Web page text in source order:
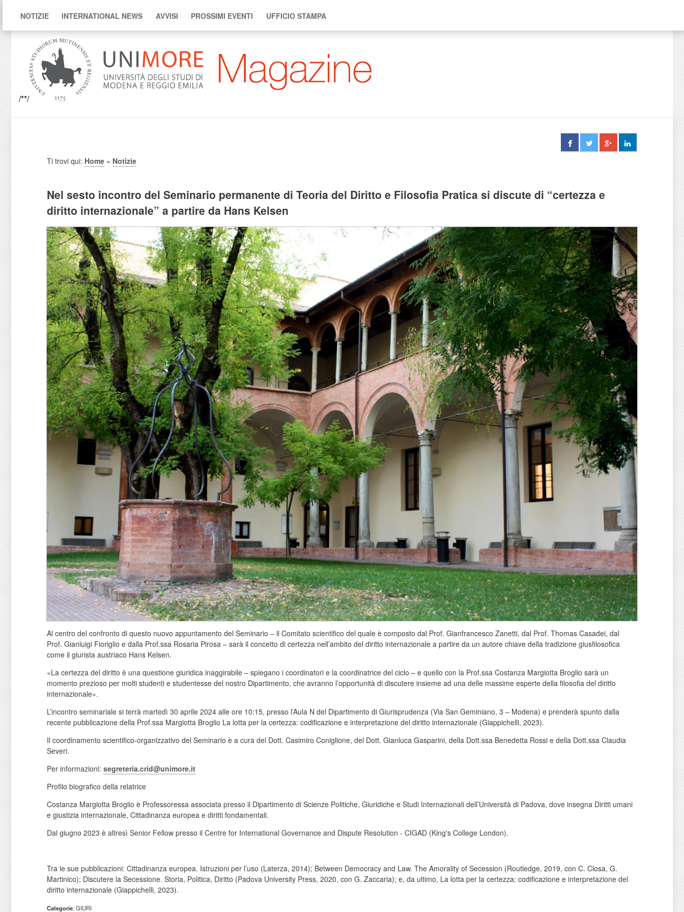
NOTIZIE INTERNATIONAL NEWS AVVISI PROSSIMI EVENTI UFFICIO STAMPA
/**/
Ti trovi qui: Home » Notizie
Nel sesto incontro del Seminario permanente di Teoria del Diritto e Filosofia Pratica si discute di “certezza e
diritto internazionale” a partire da Hans Kelsen
Al centro del confronto di questo nuovo appuntamento del Seminario – il Comitato scientifico del quale è composto dal Prof. Gianfrancesco Zanetti, dal Prof. Thomas Casadei, dal
Prof. Gianluigi Fioriglio e dalla Prof.ssa Rosaria Pirosa – sarà il concetto di certezza nell’ambito del diritto internazionale a partire da un autore chiave della tradizione giusfilosofica
come il giurista austriaco Hans Kelsen.
«La certezza del diritto è una questione giuridica inaggirabile – spiegano i coordinatori e la coordinatrice del ciclo – e quello con la Prof.ssa Costanza Margiotta Broglio sarà un
momento prezioso per molti studenti e studentesse del nostro Dipartimento, che avranno l’opportunità di discutere insieme ad una delle massime esperte della filosofia del diritto
internazionale».
L’incontro seminariale si terrà martedì 30 aprile 2024 alle ore 10:15, presso l’Aula N del Dipartimento di Giurisprudenza (Via San Geminiano, 3 – Modena) e prenderà spunto dalla
recente pubblicazione della Prof.ssa Margiotta Broglio La lotta per la certezza: codificazione e interpretazione del diritto internazionale (Giappichelli, 2023).
Il coordinamento scientifico-organizzativo del Seminario è a cura del Dott. Casimiro Coniglione, del Dott. Gianluca Gasparini, della Dott.ssa Benedetta Rossi e della Dott.ssa Claudia
Severi.
Per informazioni: segreteria.crid@unimore.it
Profilo biografico della relatrice
Costanza Margiotta Broglio è Professoressa associata presso il Dipartimento di Scienze Politiche, Giuridiche e Studi Internazionali dell’Università di Padova, dove insegna Diritti umani
e giustizia internazionale, Cittadinanza europea e diritti fondamentali.
Dal giugno 2023 è altresì Senior Fellow presso il Centre for International Governance and Dispute Resolution - CIGAD (King's College London).
Tra le sue pubblicazioni: Cittadinanza europea. Istruzioni per l’uso (Laterza, 2014); Between Democracy and Law. The Amorality of Secession (Routledge, 2019, con C. Closa, G.
Martinico); Discutere la Secessione. Storia, Politica, Diritto (Padova University Press, 2020, con G. Zaccaria); e, da ultimo, La lotta per la certezza: codificazione e interpretazione del
diritto internazionale (Giappichelli, 2023).
Categorie: GIURI